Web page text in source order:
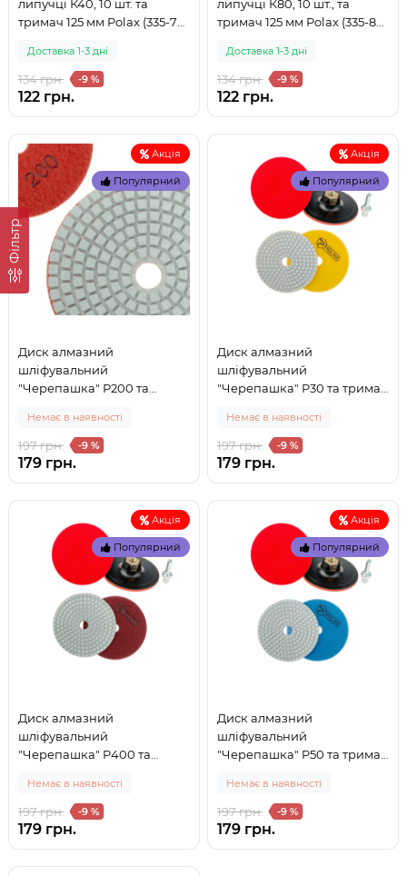
Фільтр
липучці К40, 10 шт. та
тримач 125 мм Polax (335-79)
Доставка 1-3 дні
134 грн. -9 %
122 грн.
липучці К80, 10 шт., та
тримач 125 мм Polax (335-80)
Доставка 1-3 дні
134 грн. -9 %
122 грн.
Акція
Популярний
Диск алмазний
шліфувальний
"Черепашка" P200 та
(335-77) (0)
Немає в наявності
197 грн. -9 %
179 грн.
Акція
Популярний
Диск алмазний
шліфувальний
"Черепашка" P30 та тримач
Немає в наявності
197 грн. -9 %
179 грн.
Акція
Популярний
Диск алмазний
шліфувальний
"Черепашка" P400 та
(335-78) (0)
Немає в наявності
197 грн. -9 %
179 грн.
Акція
Популярний
Диск алмазний
шліфувальний
"Черепашка" P50 та тримач
Немає в наявності
197 грн. -9 %
179 грн.